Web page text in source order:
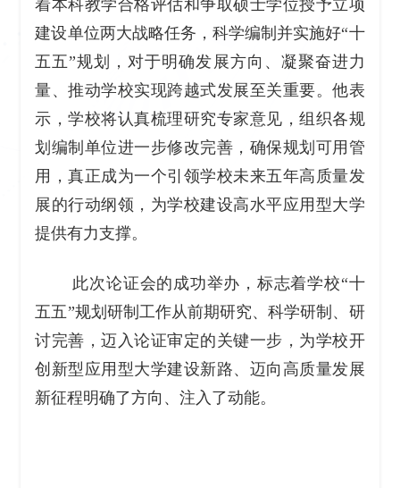
着本科教学合格评估和争取硕士学位授予立项
建设单位两大战略任务，科学编制并实施好“十
五五”规划，对于明确发展方向、凝聚奋进力
量、推动学校实现跨越式发展至关重要。他表
示，学校将认真梳理研究专家意见，组织各规
划编制单位进一步修改完善，确保规划可用管
用，真正成为一个引领学校未来五年高质量发
展的行动纲领，为学校建设高水平应用型大学
提供有力支撑。
此次论证会的成功举办，标志着学校“十
五五”规划研制工作从前期研究、科学研制、研
讨完善，迈入论证审定的关键一步，为学校开
创新型应用型大学建设新路、迈向高质量发展
新征程明确了方向、注入了动能。